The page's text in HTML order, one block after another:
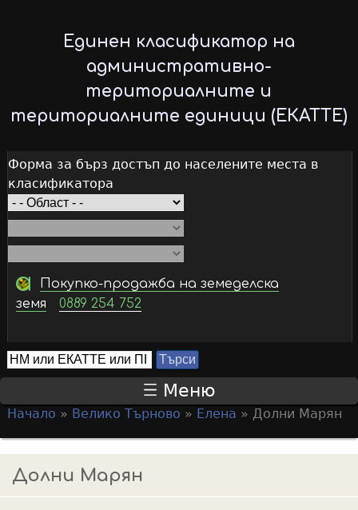
to
main
content
Единен класификатор на
административно-
териториалните и
териториалните единици (ЕКАТТЕ)
Форма за бърз достъп до населените места в
класификатора
Покупко-продажба на земеделска
земя
0889 254 752
S
e
r
c
h
Т
ъ
с
и
Меню
o
u
Начало » Велико Търново » Елена » Долни Марян
Долни Марян